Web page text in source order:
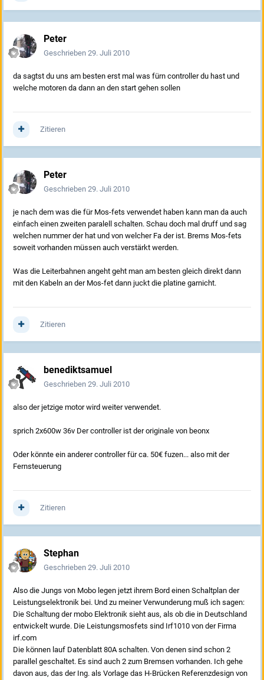
Peter
Geschrieben 29. Juli 2010
da sagtst du uns am besten erst mal was fürn controller du hast und
welche motoren da dann an den start gehen sollen
Zitieren
Peter
Geschrieben 29. Juli 2010
je nach dem was die für Mos-fets verwendet haben kann man da auch
einfach einen zweiten paralell schalten. Schau doch mal druff und sag
welchen nummer der hat und von welcher Fa der ist. Brems Mos-fets
soweit vorhanden müssen auch verstärkt werden.
Was die Leiterbahnen angeht geht man am besten gleich direkt dann
mit den Kabeln an der Mos-fet dann juckt die platine garnicht.
Zitieren
benediktsamuel
Geschrieben 29. Juli 2010
also der jetzige motor wird weiter verwendet.
sprich 2x600w 36v Der controller ist der originale von beonx
Oder könnte ein anderer controller für ca. 50€ fuzen... also mit der
Fernsteuerung
Zitieren
Stephan
Geschrieben 29. Juli 2010
Also die Jungs von Mobo legen jetzt ihrem Bord einen Schaltplan der
Leistungselektronik bei. Und zu meiner Verwunderung muß ich sagen:
Die Schaltung der mobo Elektronik sieht aus, als ob die in Deutschland
entwickelt wurde. Die Leistungsmosfets sind Irf1010 von der Firma
irf.com
Die können lauf Datenblatt 80A schalten. Von denen sind schon 2
parallel geschaltet. Es sind auch 2 zum Bremsen vorhanden. Ich gehe
davon aus, das der Ing. als Vorlage das H-Brücken Referenzdesign von